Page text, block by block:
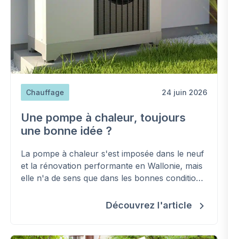
Chauffage 24 juin 2026
Une pompe à chaleur, toujours
une bonne idée ?
La pompe à chaleur s'est imposée dans le neuf
et la rénovation performante en Wallonie, mais
elle n'a de sens que dans les bonnes conditions.
Découvrez l'article